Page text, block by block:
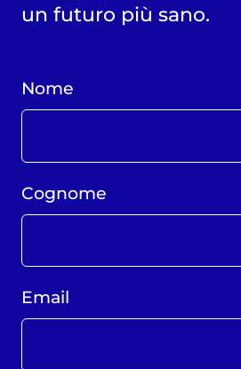
un futuro più sano.
Nome
Cognome
Email